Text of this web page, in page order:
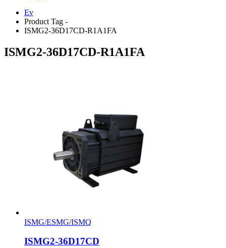
Ev
Product Tag -
ISMG2-36D17CD-R1A1FA
ISMG2-36D17CD-R1A1FA
ISMG/ESMG/ISMQ
ISMG2-36D17CD